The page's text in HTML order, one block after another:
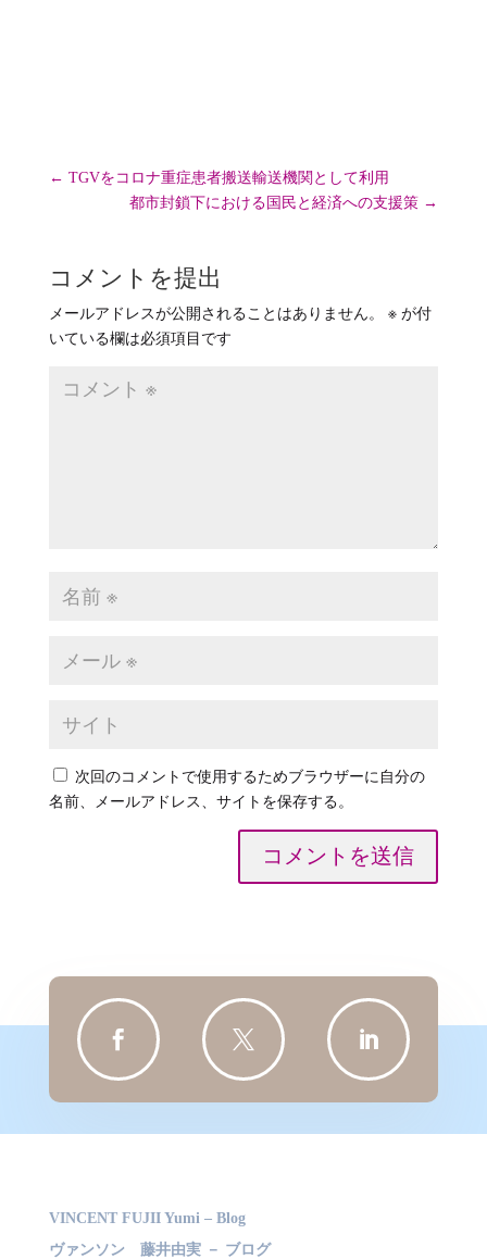
← TGVをコロナ重症患者搬送輸送機関として利用
都市封鎖下における国民と経済への支援策 →
コメントを提出
メールアドレスが公開されることはありません。 ※が付
いている欄は必須項目です
次回のコメントで使用するためブラウザーに自分の
名前、メールアドレス、サイトを保存する。
コメントを送信
  
VINCENT FUJII Yumi – Blog
ヴァンソン 藤井由実 － ブログ